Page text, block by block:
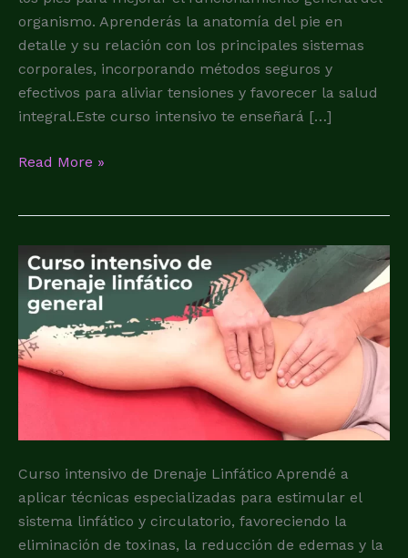
organismo. Aprenderás la anatomía del pie en
detalle y su relación con los principales sistemas
corporales, incorporando métodos seguros y
efectivos para aliviar tensiones y favorecer la salud
integral.Este curso intensivo te enseñará […]
Read More »
Curso intensivo de Drenaje Linfático Aprendé a
aplicar técnicas especializadas para estimular el
sistema linfático y circulatorio, favoreciendo la
eliminación de toxinas, la reducción de edemas y la
Curso
de
drenaje
linfatico
general